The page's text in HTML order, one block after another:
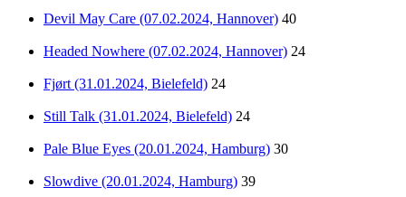
Devil May Care (07.02.2024, Hannover) 40
Headed Nowhere (07.02.2024, Hannover) 24
Fjørt (31.01.2024, Bielefeld) 24
Still Talk (31.01.2024, Bielefeld) 24
Pale Blue Eyes (20.01.2024, Hamburg) 30
Slowdive (20.01.2024, Hamburg) 39